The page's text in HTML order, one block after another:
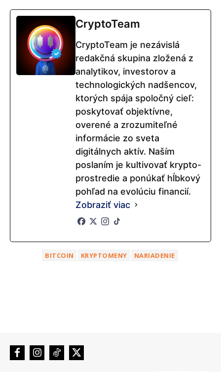
CryptoTeam
CryptoTeam je nezávislá
redakčná skupina zložená z
analytikov, investorov a
technologických nadšencov,
ktorých spája spoločný cieľ:
poskytovať objektívne,
overené a zrozumiteľné
informácie zo sveta
digitálnych aktív. Naším
poslaním je kultivovať krypto-
prostredie a ponúkať hĺbkový
pohľad na evolúciu financií.
Zobraziť viac
BITCOIN KRYPTOMENY NARIADENIE